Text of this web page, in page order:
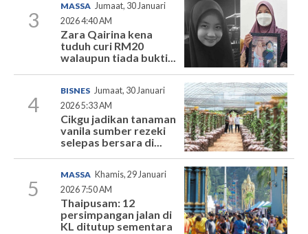
3
MASSA Jumaat, 30 Januari
2026 4:40 AM
Zara Qairina kena
tuduh curi RM20
walaupun tiada bukti...
4
BISNES Jumaat, 30 Januari
2026 5:33 AM
Cikgu jadikan tanaman
vanila sumber rezeki
selepas bersara di...
5
MASSA Khamis, 29 Januari
2026 7:50 AM
Thaipusam: 12
persimpangan jalan di
KL ditutup sementara